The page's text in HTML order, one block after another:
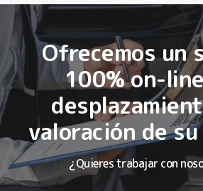
Ofrecemos un
100% on-
valoración de
¿Quieres trabajar con